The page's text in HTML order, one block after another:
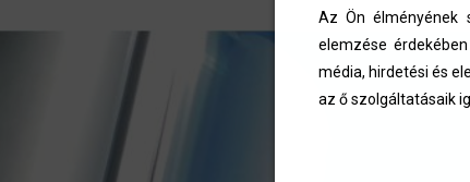
Az Ön élményének
elemzése
média, hirdetési és
az ő szolgáltatásaik